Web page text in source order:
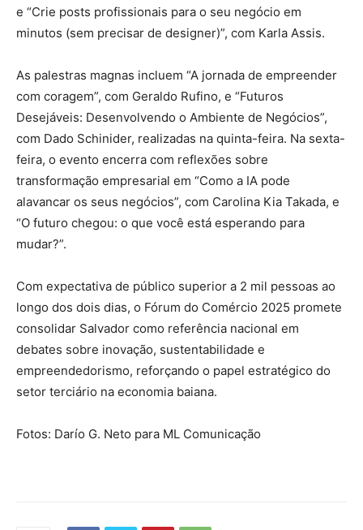
e “Crie posts profissionais para o seu negócio em
minutos (sem precisar de designer)”, com Karla Assis.
As palestras magnas incluem “A jornada de empreender
com coragem”, com Geraldo Rufino, e “Futuros
Desejáveis: Desenvolvendo o Ambiente de Negócios”,
com Dado Schinider, realizadas na quinta-feira. Na sexta-
feira, o evento encerra com reflexões sobre
transformação empresarial em “Como a IA pode
alavancar os seus negócios”, com Carolina Kia Takada, e
“O futuro chegou: o que você está esperando para
mudar?”.
Com expectativa de público superior a 2 mil pessoas ao
longo dos dois dias, o Fórum do Comércio 2025 promete
consolidar Salvador como referência nacional em
debates sobre inovação, sustentabilidade e
empreendedorismo, reforçando o papel estratégico do
setor terciário na economia baiana.
Fotos: Darío G. Neto para ML Comunicação